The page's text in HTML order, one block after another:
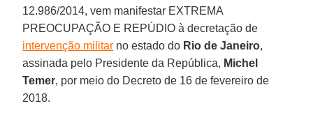
12.986/2014, vem manifestar EXTREMA
PREOCUPAÇÃO E REPÚDIO à decretação de
intervenção militar no estado do Rio de Janeiro,
assinada pelo Presidente da República, Michel
Temer, por meio do Decreto de 16 de fevereiro de
2018.